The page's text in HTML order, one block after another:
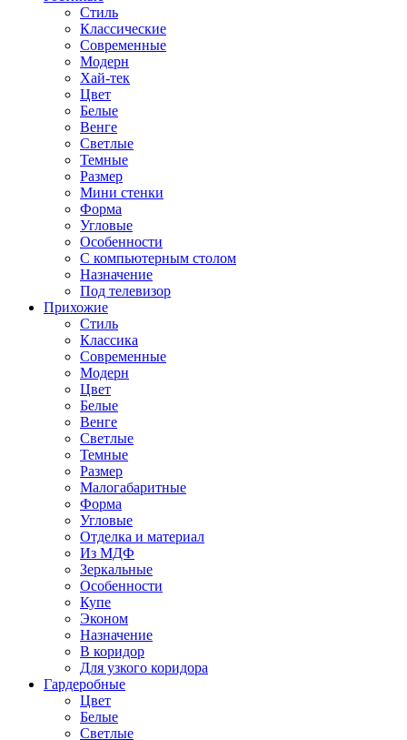
Стиль
Классические
Современные
Модерн
Хай-тек
Цвет
Белые
Венге
Светлые
Темные
Размер
Мини стенки
Форма
Угловые
Особенности
С компьютерным столом
Назначение
Под телевизор
Прихожие
Стиль
Классика
Современные
Модерн
Цвет
Белые
Венге
Светлые
Темные
Размер
Малогабаритные
Форма
Угловые
Отделка и материал
Из МДФ
Зеркальные
Особенности
Купе
Эконом
Назначение
В коридор
Для узкого коридора
Гардеробные
Цвет
Белые
Светлые